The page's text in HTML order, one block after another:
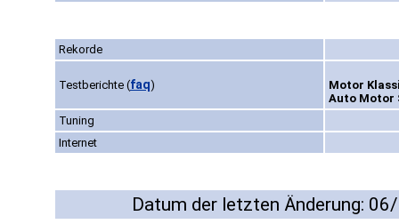
Rekorde
Testberichte (faq)
Motor
Auto Motor
Tuning
Internet
Datum der letzten Änderung: